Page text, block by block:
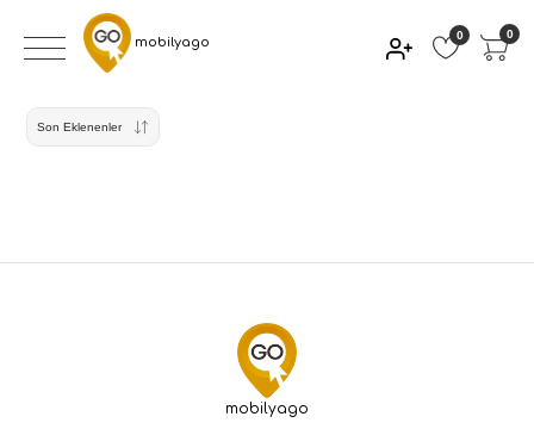
mobilyago 0 0
Son Eklenenler
mobilyago